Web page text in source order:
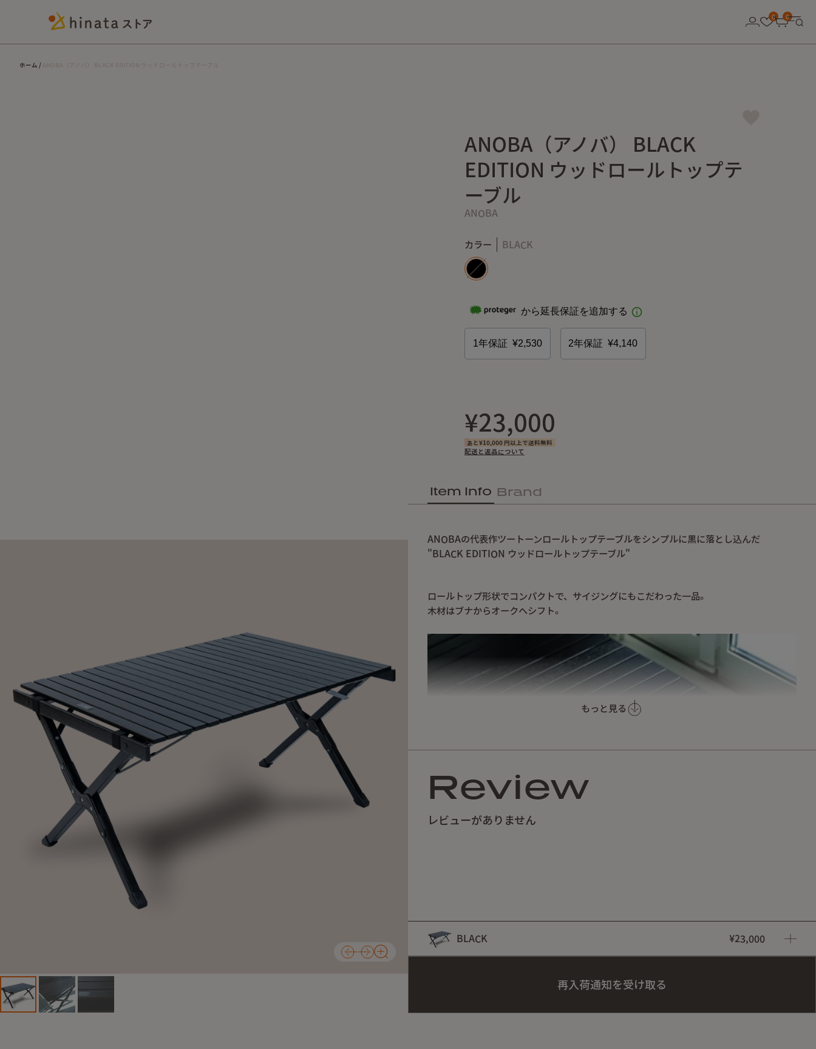
0 0
ホーム
ANOBA（アノバ） BLACK
EDITION ウッドロールトップテ
ーブル
ANOBA
カラー BLACK
¥23,000
あと¥10,000 円以上で送料無料
配送と返品について
Item Info Brand
もっと見る
ANOBAの代表作ツートーンロールトップテーブルをシンプルに黒に落とし込んだ
"BLACK EDITION ウッドロールトップテーブル"
ロールトップ形状でコンパクトで、サイジングにもこだわった一品。
木材はブナからオークへシフト。
Review
レビューがありません
BLACK ¥23,000
再入荷通知を受け取る